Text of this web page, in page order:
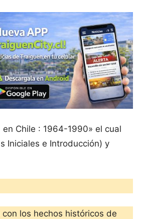
Chile : 1964-1990» el cual
Iniciales e Introducción) y
los hechos históricos de